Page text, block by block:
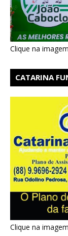
Clique na imagem
CATARINA
Clique na